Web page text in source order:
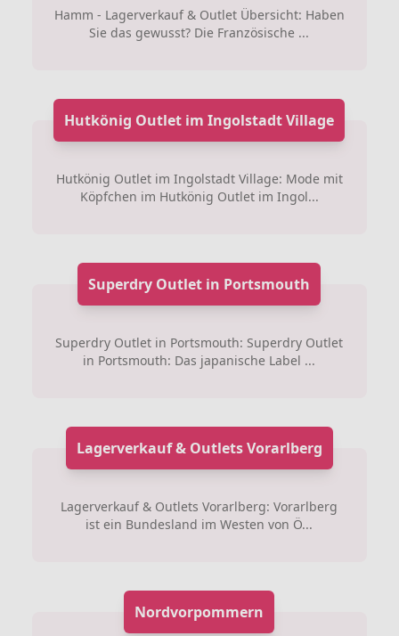
Hamm - Lagerverkauf & Outlet Übersicht: Haben
Sie das gewusst? Die Französische ...
Hutkönig Outlet im Ingolstadt Village
Hutkönig Outlet im Ingolstadt Village: Mode mit
Köpfchen im Hutkönig Outlet im Ingol...
Superdry Outlet in Portsmouth
Superdry Outlet in Portsmouth: Superdry Outlet
in Portsmouth: Das japanische Label ...
Lagerverkauf & Outlets Vorarlberg
Lagerverkauf & Outlets Vorarlberg: Vorarlberg
ist ein Bundesland im Westen von Ö...
Nordvorpommern